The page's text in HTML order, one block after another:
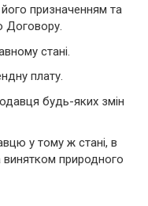
призначенням та
Договору.
стані.
плату.
будь-яких змін
у тому ж стані, в
винятком природного